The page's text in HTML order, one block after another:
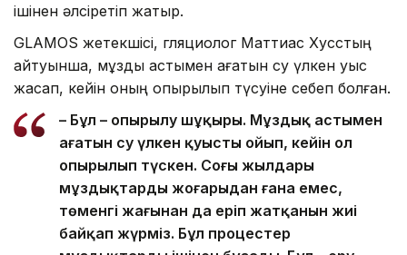
ішінен әлсіретіп жатыр.
GLAMOS жетекшісі, гляциолог Маттиас Хусстың
айтуынша, мұздық астымен ағатын су үлкен қуыс
жасап, кейін оның опырылып түсуіне себеп болған.
– Бұл – опырылу шұңқыры. Мұздық астымен
ағатын су үлкен қуысты ойып, кейін ол
опырылып түскен. Соңғы жылдары
мұздықтардың жоғарыдан ғана емес,
төменгі жағынан да еріп жатқанын жиі
байқап жүрміз. Бұл процестер